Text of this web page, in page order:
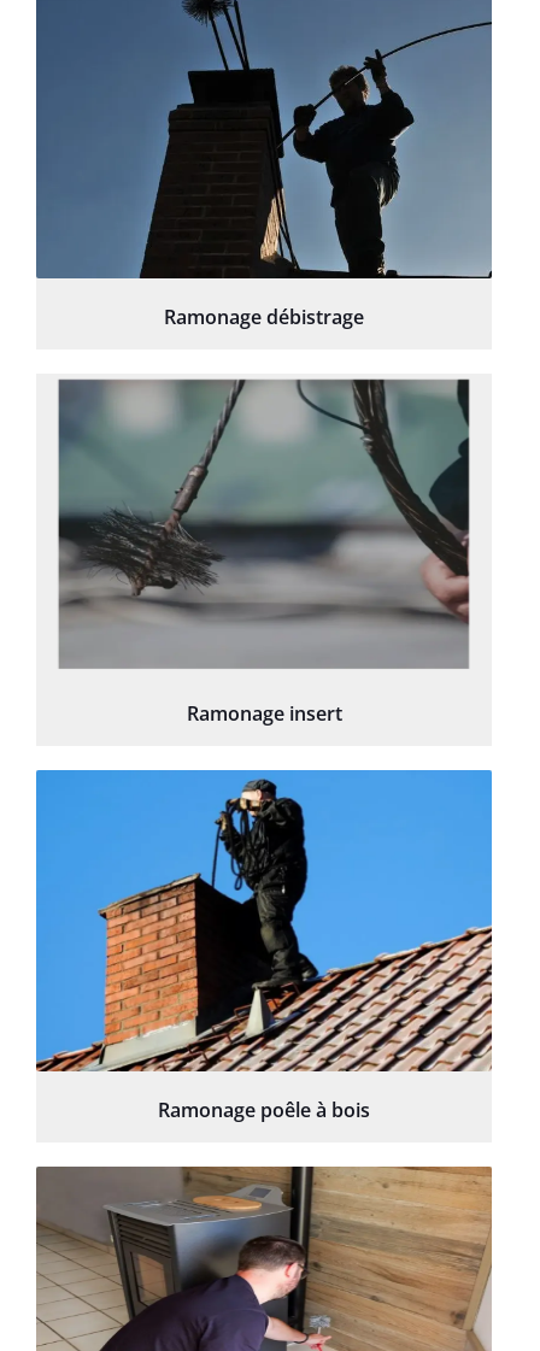
Ramonage débistrage
Ramonage insert
Ramonage poêle à bois